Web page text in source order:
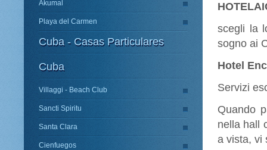
Akumal
Playa del Carmen
Cuba - Casas Particulares
Cuba
Villaggi - Beach Club
Sancti Spiritu
Santa Clara
Cienfuegos
scegli la
sogno ai
Hotel
Servizi
Quando
nella hall
a vista, vi